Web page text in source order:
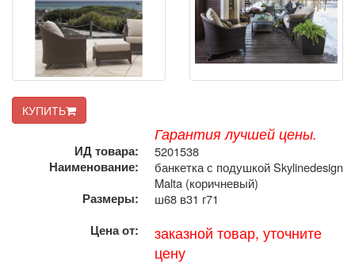
КУПИТЬ
Гарантия лучшей цены.
ИД товара:
5201538
Наименование:
банкетка с подушкой Skylinedesign
Malta (коричневый)
Размеры:
ш68 в31 г71
Цена от:
заказной товар, уточните
цену